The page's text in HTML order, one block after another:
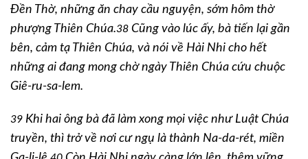
Đền Thờ, những ăn chay cầu nguyện, sớm hôm thờ
phượng Thiên Chúa.38 Cũng vào lúc ấy, bà tiến lại gần
bên, cảm tạ Thiên Chúa, và nói về Hài Nhi cho hết
những ai đang mong chờ ngày Thiên Chúa cứu chuộc
Giê-ru-sa-lem.
39 Khi hai ông bà đã làm xong mọi việc như Luật Chúa
truyền, thì trở về nơi cư ngụ là thành Na-da-rét, miền